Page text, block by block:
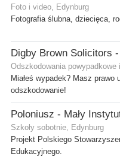
Foto i video, Edynburg
Fotografia ślubna, dziecięca,
Odszkodowania powypadkowe
Miałeś wypadek? Masz prawo
odszkodowanie!
Szkoły sobotnie, Edynburg
Projekt Polskiego
Edukacyjnego.